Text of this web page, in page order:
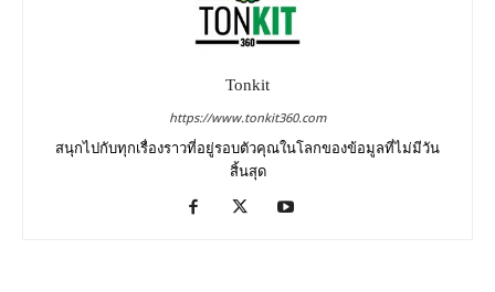
Tonkit
https://www.tonkit360.com
สนุกไปกับทุกเรื่องราวที่อยู่รอบตัวคุณในโลกของข้อมูลที่ไม่มีวัน
สิ้นสุด